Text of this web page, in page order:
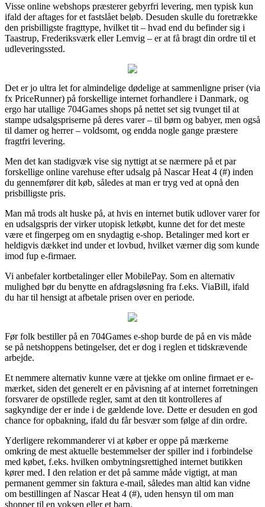
Visse online webshops præsterer gebyrfri levering, men typisk kun
ifald der aftages for et fastslået beløb. Desuden skulle du foretrække
den prisbilligste fragttype, hvilket tit – hvad end du befinder sig i
Taastrup, Frederiksværk eller Lemvig – er at få bragt din ordre til et
udleveringssted.
Det er jo ultra let for almindelige dødelige at sammenligne priser (via
fx PriceRunner) på forskellige internet forhandlere i Danmark, og
ergo har utallige 704Games shops på nettet set sig tvunget til at
stampe udsalgspriserne på deres varer – til børn og babyer, men også
til damer og herrer – voldsomt, og endda nogle gange præstere
fragtfri levering.
Men det kan stadigvæk vise sig nyttigt at se nærmere på et par
forskellige online varehuse efter udsalg på Nascar Heat 4 (#) inden
du gennemfører dit køb, således at man er tryg ved at opnå den
prisbilligste pris.
Man må trods alt huske på, at hvis en internet butik udlover varer for
en udsalgspris der virker utopisk letkøbt, kunne det for det meste
være et fingerpeg om en snydagtig e-shop. Betalinger med kort er
heldigvis dækket ind under et lovbud, hvilket værner dig som kunde
imod fup e-firmaer.
Vi anbefaler kortbetalinger eller MobilePay. Som en alternativ
mulighed bør du benytte en afdragsløsning fra f.eks. ViaBill, ifald
du har til hensigt at afbetale prisen over en periode.
Før folk bestiller på en 704Games e-shop burde de på en vis måde
se på netshoppens betingelser, det er dog i reglen et tidskrævende
arbejde.
Et nemmere alternativ kunne være at tjekke om online firmaet er e-
mærket, siden det generelt er en påvisning af at internet forretningen
forsvarer de opstillede regler, samt at den tit kontrolleres af
sagkyndige der er inde i de gældende love. Dette er desuden en god
chance for opbakning, ifald du får besvær som følge af din ordre.
Yderligere rekommanderer vi at køber er oppe på mærkerne
omkring de mest aktuelle bestemmelser der spiller ind i forbindelse
med købet, f.eks. hvilken ombytningsrettighed internet butikken
kører med. I den relation er det på samme måde vigtigt, at man
permanent gemmer sin faktura e-mail, således man altid kan vidne
om bestillingen af Nascar Heat 4 (#), uden hensyn til om man
shopper til en voksen eller et barn.